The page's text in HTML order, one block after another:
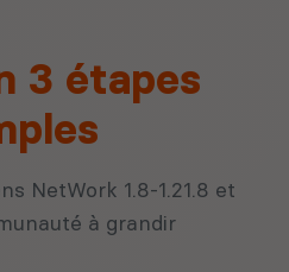
3 étapes
NetWork 1.8-1.21.8 et
à grandir